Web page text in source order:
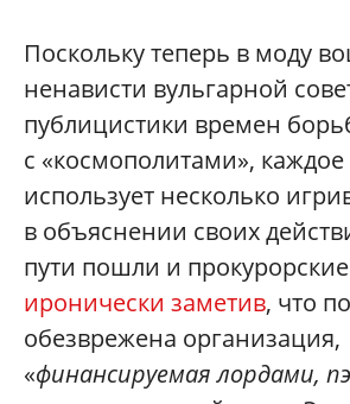
Поскольку теперь в моду
ненависти вульгарной
публицистики времен
с «космополитами»,
использует несколько
в объяснении своих
пути пошли и
иронически заметив, что
обезврежена организация,
«финансируемая лордами,